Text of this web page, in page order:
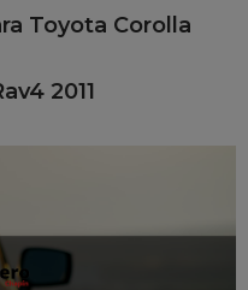
Toyota Corolla
2011